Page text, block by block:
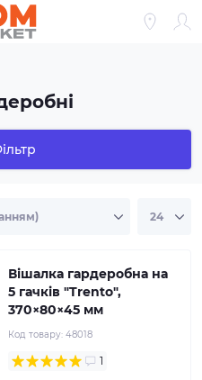
Вішалка гардеробна на
5 гачків "Trento",
370×80×45 мм
Код товару: 48018
1